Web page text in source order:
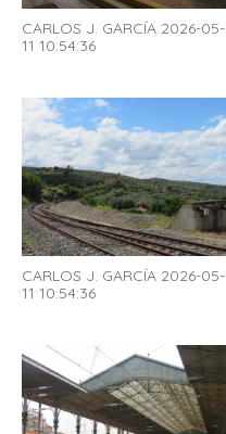
CARLOS J. GARCÍA 2026-05-
11 10:54:36
CARLOS J. GARCÍA 2026-05-
11 10:54:36